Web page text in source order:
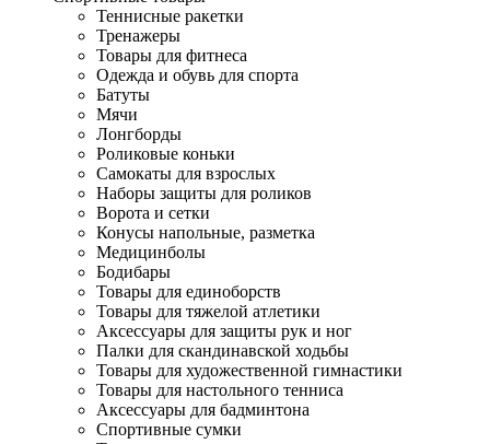
Теннисные ракетки
Тренажеры
Товары для фитнеса
Одежда и обувь для спорта
Батуты
Мячи
Лонгборды
Роликовые коньки
Самокаты для взрослых
Наборы защиты для роликов
Ворота и сетки
Конусы напольные, разметка
Медицинболы
Бодибары
Товары для единоборств
Товары для тяжелой атлетики
Аксессуары для защиты рук и ног
Палки для скандинавской ходьбы
Товары для художественной гимнастики
Товары для настольного тенниса
Аксессуары для бадминтона
Спортивные сумки